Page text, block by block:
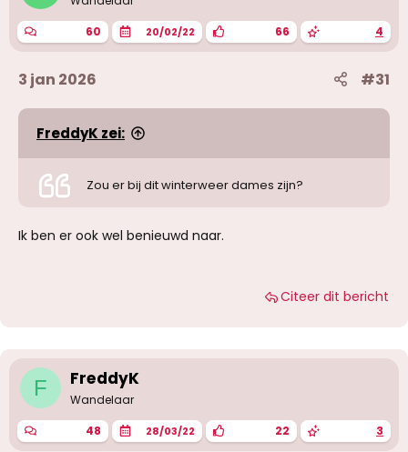
60 20/02/22 66 4
3 jan 2026 #31
FreddyK zei:
Zou er bij dit winterweer dames zijn?
Ik ben er ook wel benieuwd naar.
Citeer dit bericht
F FreddyK
Wandelaar
48 28/03/22 22 3